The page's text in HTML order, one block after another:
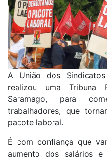
A União dos
realizou uma Tribuna
Saramago, para
trabalhadores, que
pacote laboral.
É com confiança que
aumento dos salários